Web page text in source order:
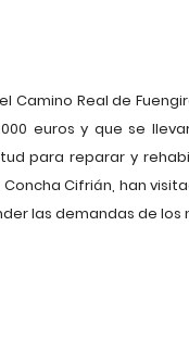
Real de
euros y que se
para reparar y
Cifrián, han
las demandas de los